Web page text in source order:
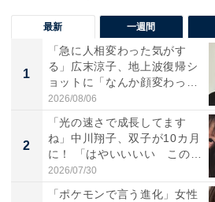
最新 一週間
1
「急に人相変わった気がす
る」広末涼子、地上波復帰シ
ョットに「なんか顔変わっ
た」の...
2026/08/06
2
「光の速さで成長してます
ね」中川翔子、双子が10カ月
に！ 「はやいいいい この
前...
2026/07/30
「ポケモンで言う進化」女性